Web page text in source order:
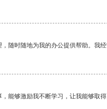
随时随地为我的办公提供帮助。我
能够激励我不断学习，让我能够取得